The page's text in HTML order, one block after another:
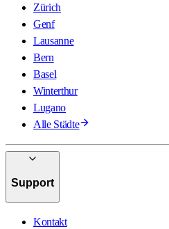
Zürich
Genf
Lausanne
Bern
Basel
Winterthur
Lugano
Alle Städte
Support
Kontakt